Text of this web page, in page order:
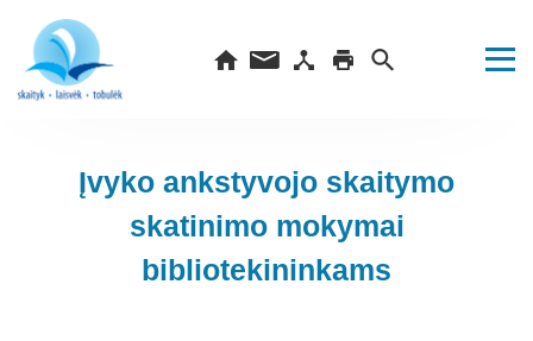
Įvyko ankstyvojo skaitymo
skatinimo mokymai
bibliotekininkams